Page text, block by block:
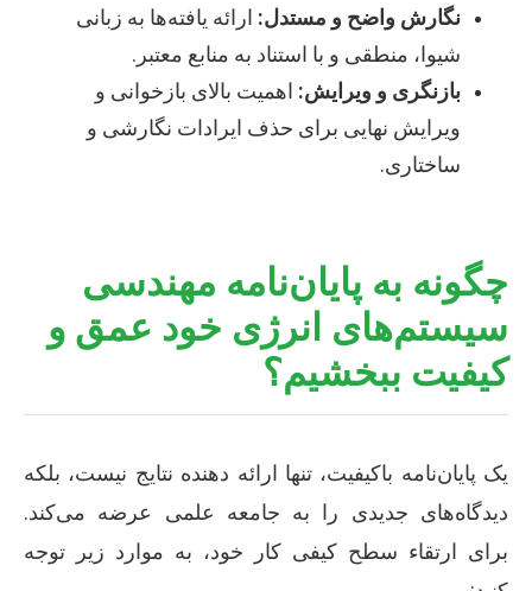
نگارش واضح و مستدل: ارائه یافته‌ها به زبانی
شیوا، منطقی و با استناد به منابع معتبر.
بازنگری و ویرایش: اهمیت بالای بازخوانی و
ویرایش نهایی برای حذف ایرادات نگارشی و
ساختاری.
چگونه به پایان‌نامه مهندسی
سیستم‌های انرژی خود عمق و
کیفیت ببخشیم؟
یک پایان‌نامه باکیفیت، تنها ارائه دهنده نتایج نیست، بلکه
دیدگاه‌های جدیدی را به جامعه علمی عرضه می‌کند.
برای ارتقاء سطح کیفی کار خود، به موارد زیر توجه